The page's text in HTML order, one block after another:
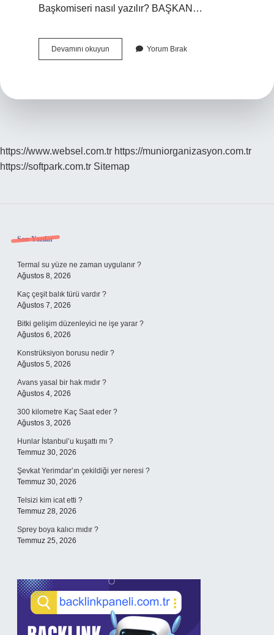
Başkomiseri nasıl yazılır? BAŞKAN…
Devamını okuyun
Komiser
Yorum Bırak
https://www.websel.com.tr https://muniorganizasyon.com.tr
https://softpark.com.tr Sitemap
Sidebar
Son Yazılar
Termal su yüze ne zaman uygulanır ?
Ağustos 8, 2026
Kaç çeşit balık türü vardır ?
Ağustos 7, 2026
Bitki gelişim düzenleyici ne işe yarar ?
Ağustos 6, 2026
Konstrüksiyon borusu nedir ?
Ağustos 5, 2026
Avans yasal bir hak mıdır ?
Ağustos 4, 2026
300 kilometre Kaç Saat eder ?
Ağustos 3, 2026
Hunlar İstanbul’u kuşattı mı ?
Temmuz 30, 2026
Şevkat Yerimdar’ın çekildiği yer neresi ?
Temmuz 30, 2026
Telsizi kim icat etti ?
Temmuz 28, 2026
Sprey boya kalıcı mıdır ?
Temmuz 25, 2026